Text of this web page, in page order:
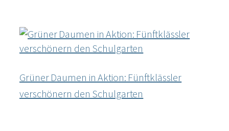
Grüner Daumen in Aktion: Fünftklässler
verschönern den Schulgarten